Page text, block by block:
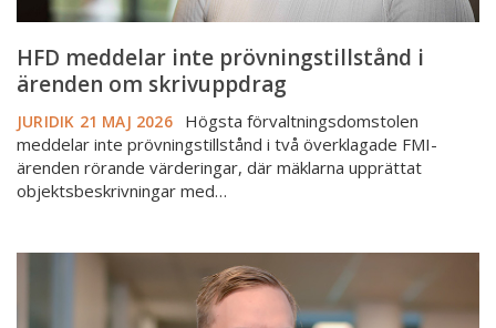
HFD meddelar inte prövningstillstånd i
ärenden om skrivuppdrag
JURIDIK 21 MAJ 2026
Högsta förvaltningsdomstolen
meddelar inte prövningstillstånd i två överklagade FMI-
ärenden rörande värderingar, där mäklarna upprättat
objektsbeskrivningar med…
Intressanta